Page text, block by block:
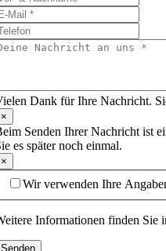
Dank für Ihre Nachricht.
×
Senden Ihrer Nachricht ist
es später noch einmal.
×
Wir verwenden Ihre
Informationen finden Sie
Senden